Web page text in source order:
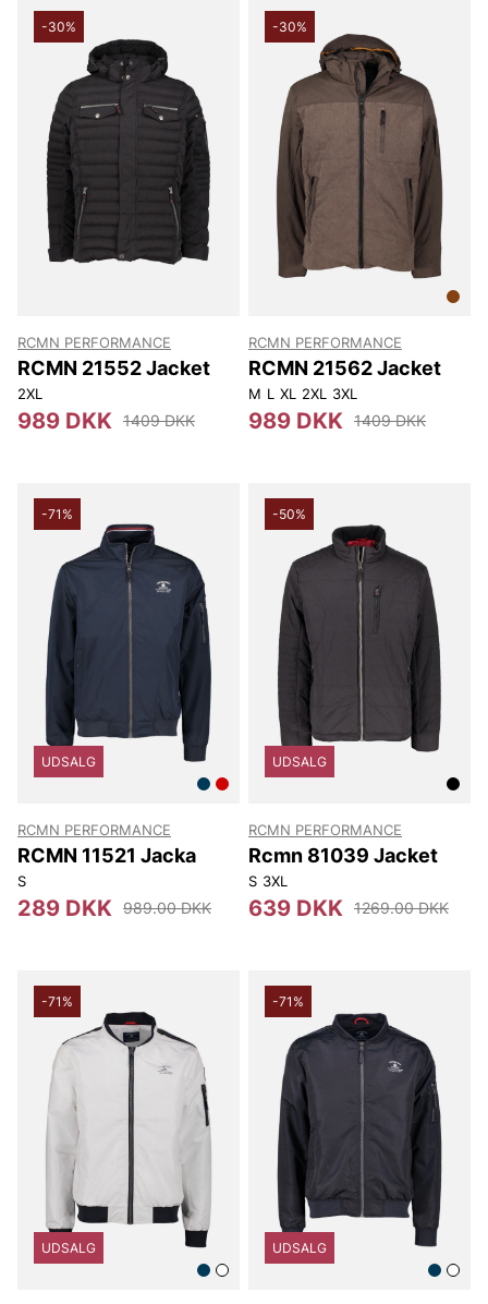
-30%
RCMN PERFORMANCE
RCMN 21552 Jacket
2XL
989 DKK 1409 DKK
-30%
RCMN PERFORMANCE
RCMN 21562 Jacket
M L XL 2XL 3XL
989 DKK 1409 DKK
-71%
UDSALG
RCMN PERFORMANCE
RCMN 11521 Jacka
S
289 DKK 989.00 DKK
-50%
UDSALG
RCMN PERFORMANCE
Rcmn 81039 Jacket
S 3XL
639 DKK 1269.00 DKK
-71%
UDSALG
-71%
UDSALG